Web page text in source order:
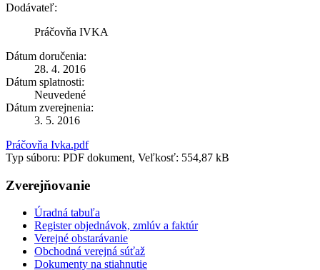
Dodávateľ:
Práčovňa IVKA
Dátum doručenia:
28. 4. 2016
Dátum splatnosti:
Neuvedené
Dátum zverejnenia:
3. 5. 2016
Práčovňa Ivka.pdf
Typ súboru: PDF dokument, Veľkosť: 554,87 kB
Zverejňovanie
Úradná tabuľa
Register objednávok, zmlúv a faktúr
Verejné obstarávanie
Obchodná verejná súťaž
Dokumenty na stiahnutie